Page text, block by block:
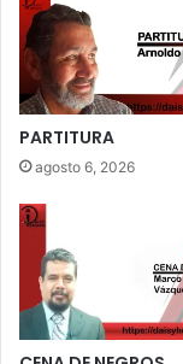
PARTITURA
agosto 6, 2026